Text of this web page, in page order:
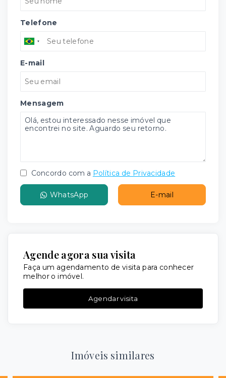
Telefone
E-mail
Mensagem
Concordo com a Política de Privacidade
WhatsApp E-mail
Agende agora sua visita
Faça um agendamento de visita para conhecer
melhor o imóvel.
Agendar visita
Imóveis similares